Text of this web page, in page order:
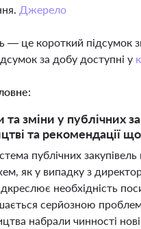
Джерело
— це короткий підсумок
за добу доступні у
зміни у публічних
та рекомендації
публічних
як у випадку з
необхідність
серйозною
набрали чинності